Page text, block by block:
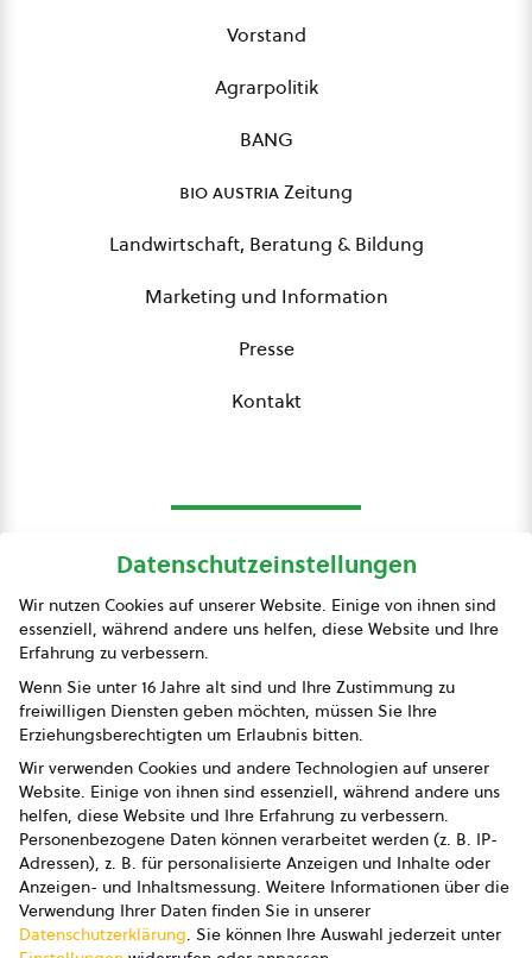
Vorstand
Agrarpolitik
BANG
bio austriaZeitung
Landwirtschaft, Beratung & Bildung
Marketing und Information
Presse
Kontakt
Presse
Impressum
Datenschutz
AGB
AGB Marketing GmbH
AGB Bildung
Newsletter
Datenschutzeinstellungen
Wir nutzen Cookies auf unserer Website. Einige von ihnen sind
essenziell, während andere uns helfen, diese Website und Ihre
Erfahrung zu verbessern.
Wenn Sie unter 16 Jahre alt sind und Ihre Zustimmung zu
freiwilligen Diensten geben möchten, müssen Sie Ihre
Erziehungsberechtigten um Erlaubnis bitten.
Wir verwenden Cookies und andere Technologien auf unserer
Website. Einige von ihnen sind essenziell, während andere uns
helfen, diese Website und Ihre Erfahrung zu verbessern.
Personenbezogene Daten können verarbeitet werden (z. B. IP-
Adressen), z. B. für personalisierte Anzeigen und Inhalte oder
Anzeigen- und Inhaltsmessung. Weitere Informationen über die
Verwendung Ihrer Daten finden Sie in unserer
Datenschutzerklärung. Sie können Ihre Auswahl jederzeit unter